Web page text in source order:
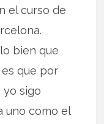
el curso de
bien que
que por
yo sigo
uno como el